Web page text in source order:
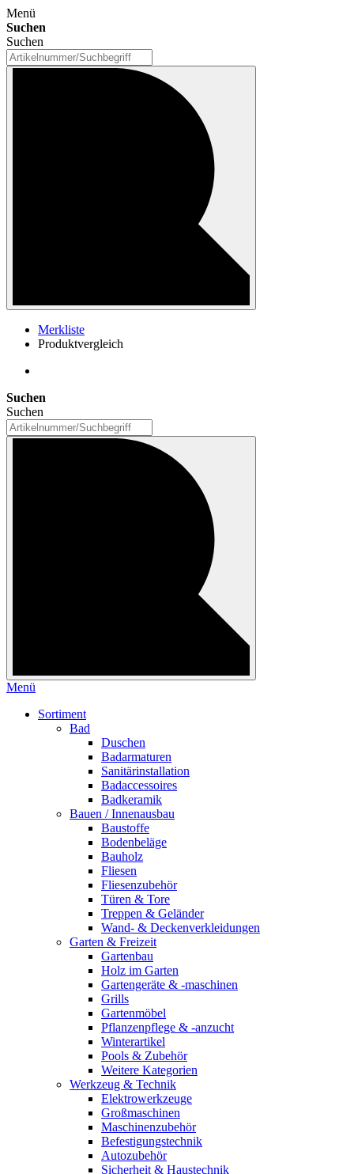
Menü
Suchen
Suchen
Merkliste
Produktvergleich
Suchen
Suchen
Menü
Sortiment
Bad
Duschen
Badarmaturen
Sanitärinstallation
Badaccessoires
Badkeramik
Bauen / Innenausbau
Baustoffe
Bodenbeläge
Bauholz
Fliesen
Fliesenzubehör
Türen & Tore
Treppen & Geländer
Wand- & Deckenverkleidungen
Garten & Freizeit
Gartenbau
Holz im Garten
Gartengeräte & -maschinen
Grills
Gartenmöbel
Pflanzenpflege & -anzucht
Winterartikel
Pools & Zubehör
Weitere Kategorien
Werkzeug & Technik
Elektrowerkzeuge
Großmaschinen
Maschinenzubehör
Befestigungstechnik
Autozubehör
Sicherheit & Haustechnik